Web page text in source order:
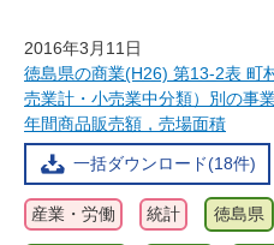
2016年3月11日
徳島県の商業(H26) 第13-2表 町
売業計・小売業中分類）別の事
年間商品販売額，売場面積
一括ダウンロード(18件)
産業・労働 統計 徳島県